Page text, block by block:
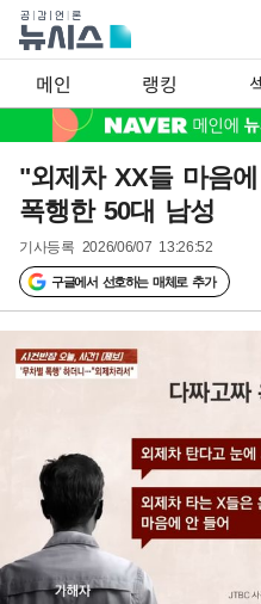
메인 랭킹
"외제차 XX들 마음
폭행한 50대 남성
기사등록 2026/06/07 13:26:52
구글에서 선호하는 매체로 추가